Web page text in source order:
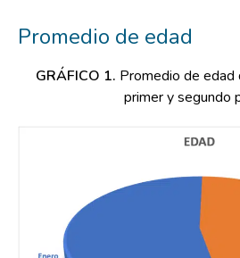
Promedio de edad
GRÁFICO 1. Promedio de
primer y segundo